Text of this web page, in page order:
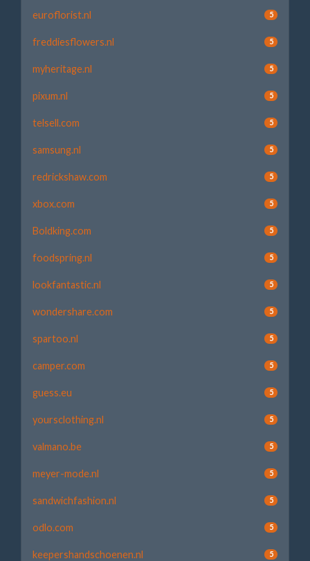
euroflorist.nl 5
freddiesflowers.nl 5
myheritage.nl 5
pixum.nl 5
telsell.com 5
samsung.nl 5
redrickshaw.com 5
xbox.com 5
Boldking.com 5
foodspring.nl 5
lookfantastic.nl 5
wondershare.com 5
spartoo.nl 5
camper.com 5
guess.eu 5
yoursclothing.nl 5
valmano.be 5
meyer-mode.nl 5
sandwichfashion.nl 5
odlo.com 5
keepershandschoenen.nl 5